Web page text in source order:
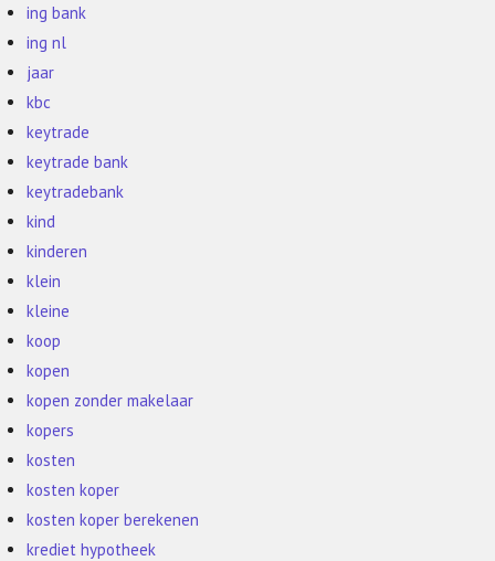
ing bank
ing nl
jaar
kbc
keytrade
keytrade bank
keytradebank
kind
kinderen
klein
kleine
koop
kopen
kopen zonder makelaar
kopers
kosten
kosten koper
kosten koper berekenen
krediet hypotheek